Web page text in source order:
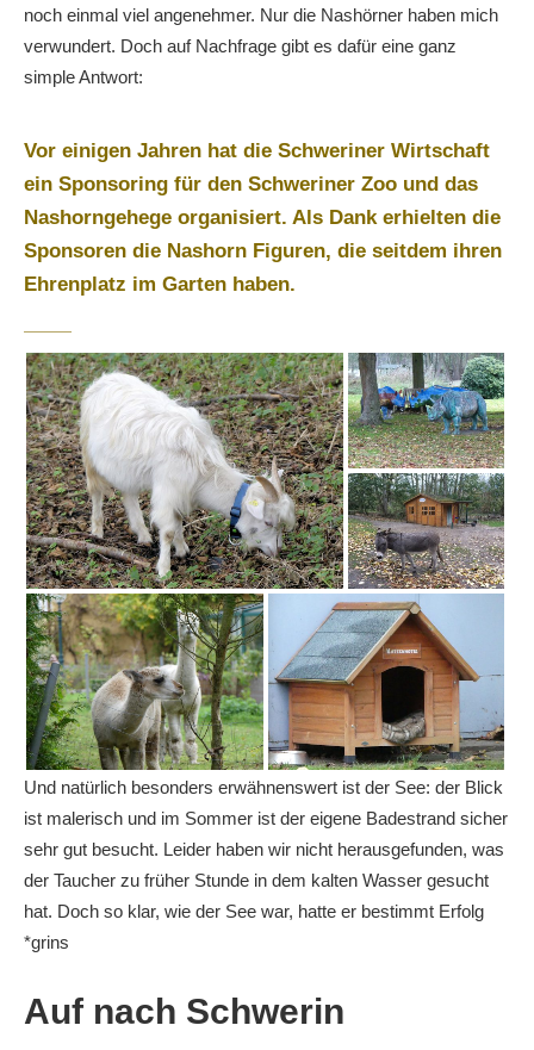
noch einmal viel angenehmer. Nur die Nashörner haben mich
verwundert. Doch auf Nachfrage gibt es dafür eine ganz
simple Antwort:
Vor einigen Jahren hat die Schweriner Wirtschaft
ein Sponsoring für den Schweriner Zoo und das
Nashorngehege organisiert. Als Dank erhielten die
Sponsoren die Nashorn Figuren, die seitdem ihren
Ehrenplatz im Garten haben.
Und natürlich besonders erwähnenswert ist der See: der Blick
ist malerisch und im Sommer ist der eigene Badestrand sicher
sehr gut besucht. Leider haben wir nicht herausgefunden, was
der Taucher zu früher Stunde in dem kalten Wasser gesucht
hat. Doch so klar, wie der See war, hatte er bestimmt Erfolg
*grins
Auf nach Schwerin